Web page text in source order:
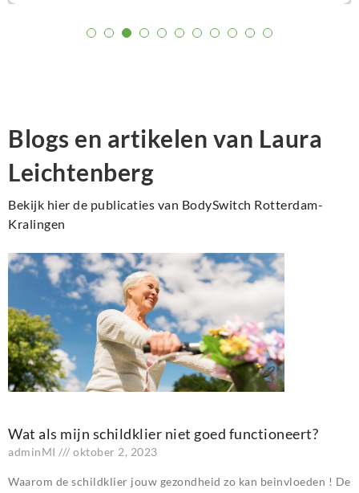
Blogs en artikelen van Laura
Leichtenberg
Bekijk hier de publicaties van BodySwitch Rotterdam-
Kralingen
Wat als mijn schildklier niet goed functioneert?
adminMI oktober 2, 2023
Waarom de schildklier jouw gezondheid zo kan beinvloeden ! De